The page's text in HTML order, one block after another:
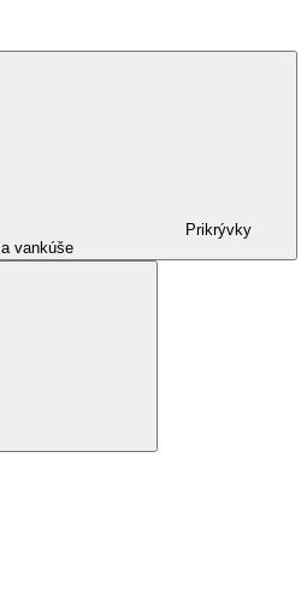
Prikrývky
a vankúše